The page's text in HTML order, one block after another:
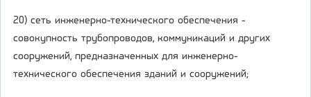
20) сеть инженерно-технического обеспечения -
совокупность трубопроводов, коммуникаций и других
сооружений, предназначенных для инженерно-
технического обеспечения зданий и сооружений;